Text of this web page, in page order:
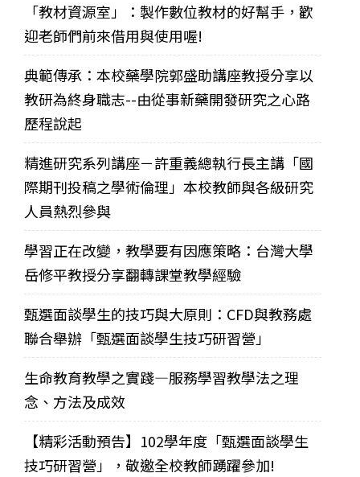
「教材資源室」：製作數位教材的好幫手，歡
迎老師們前來借用與使用喔!
典範傳承：本校藥學院郭盛助講座教授分享以
教研為終身職志--由從事新藥開發研究之心路
歷程說起
精進研究系列講座－許重義總執行長主講「國
際期刊投稿之學術倫理」本校教師與各級研究
人員熱烈參與
學習正在改變，教學要有因應策略：台灣大學
岳修平教授分享翻轉課堂教學經驗
甄選面談學生的技巧與大原則：CFD與教務處
聯合舉辦「甄選面談學生技巧研習營」
生命教育教學之實踐—服務學習教學法之理
念、方法及成效
【精彩活動預告】102學年度「甄選面談學生
技巧研習營」，敬邀全校教師踴躍參加!